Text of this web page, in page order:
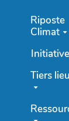
Riposte
Climat
Tiers